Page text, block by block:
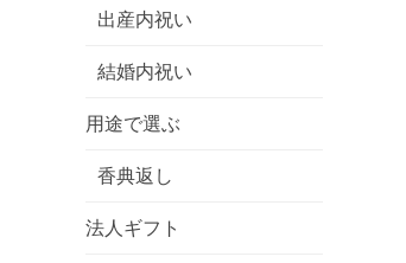
出産内祝い
結婚内祝い
用途で選ぶ
香典返し
法人ギフト